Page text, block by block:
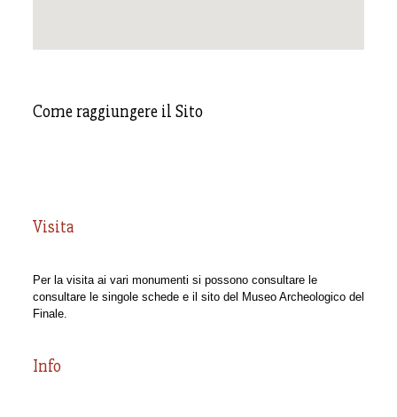
Come raggiungere il Sito
Visita
Per la visita ai vari monumenti si possono consultare le
consultare le singole schede e il sito del Museo Archeologico del
Finale.
Info